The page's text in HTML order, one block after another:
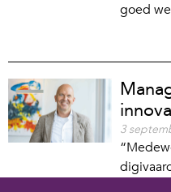
goed
3